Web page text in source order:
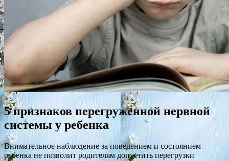
5 признаков перегруженной нервной
системы у ребенка
Внимательное наблюдение за поведением и состоянием
ребенка не позволит родителям допустить перегрузки